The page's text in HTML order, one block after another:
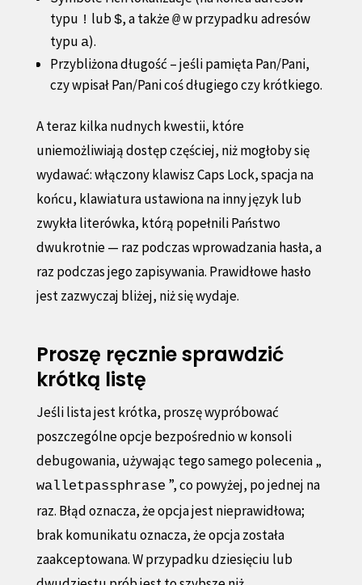
typu ! lub $, a także@w przypadku adresów
typu a).
Przybliżona długość – jeśli pamięta Pan/Pani,
czy wpisał Pan/Pani coś długiego czy krótkiego.
A teraz kilka nudnych kwestii, które
uniemożliwiają dostęp częściej, niż mogłoby się
wydawać: włączony klawisz Caps Lock, spacja na
końcu, klawiatura ustawiona na inny język lub
zwykła literówka, którą popełnili Państwo
dwukrotnie — raz podczas wprowadzania hasła, a
raz podczas jego zapisywania. Prawidłowe hasło
jest zazwyczaj bliżej, niż się wydaje.
Proszę ręcznie sprawdzić
krótką listę
Jeśli lista jest krótka, proszę wypróbować
poszczególne opcje bezpośrednio w konsoli
debugowania, używając tego samego polecenia „
walletpassphrase ”, co powyżej, po jednej na
raz. Błąd oznacza, że opcja jest nieprawidłowa;
brak komunikatu oznacza, że opcja została
zaakceptowana. W przypadku dziesięciu lub